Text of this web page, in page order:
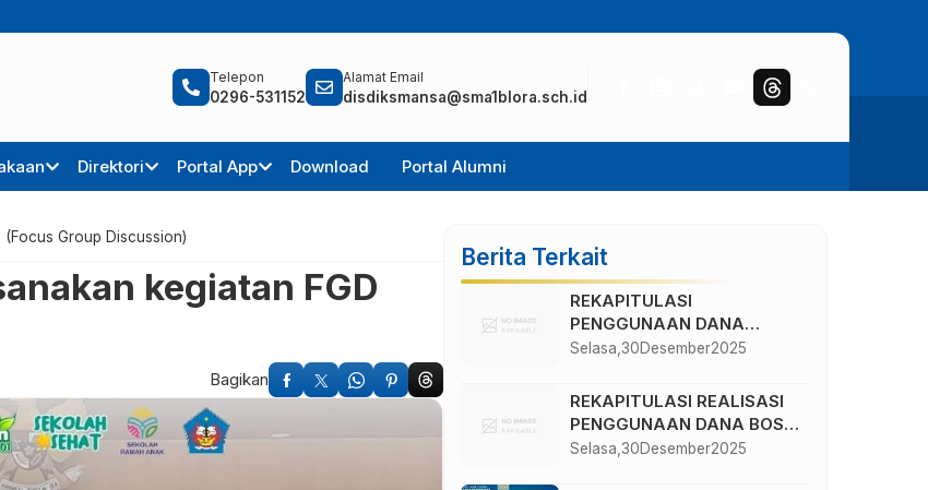
Telepon
0296-531152
Alamat Email
disdiksmansa@sma1blora.sch.id
Direktori Portal App Download Portal Alumni
(Focus Group Discussion)
kegiatan FGD
Bagikan
Berita Terkait
REKAPITULASI
PENGGUNAAN DANA
BOSKIN TAHUN 2025
Selasa, 30Desember2025
REKAPITULASI REALISASI
PENGGUNAAN DANA BOS
REGULAR TAHAP II
Selasa, 30Desember2025